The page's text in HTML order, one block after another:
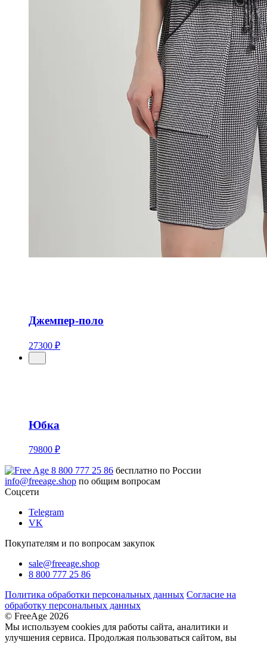
Джемпер-поло
27300 ₽
Юбка
79800 ₽
8 800 777 25 86 бесплатно по России
info@freeage.shop по общим вопросам
Соцсети
Telegram
VK
Покупателям и по вопросам закупок
sale@freeage.shop
8 800 777 25 86
Политика обработки персональных данных Согласие на
обработку персональных данных
© FreeAge 2026
Мы используем cookies для работы сайта, аналитики и
улучшения сервиса. Продолжая пользоваться сайтом, вы